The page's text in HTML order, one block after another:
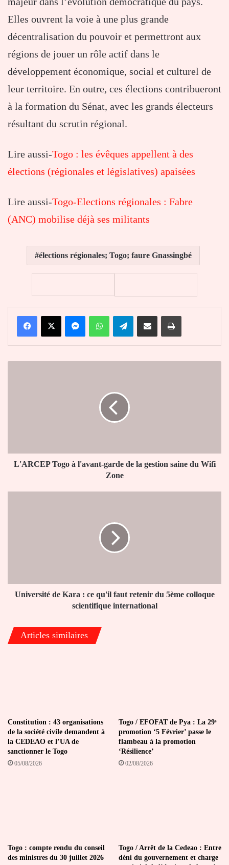
Elles ouvrent la voie à une plus grande
décentralisation du pouvoir et permettront aux
régions de jouer un rôle actif dans le
développement économique, social et culturel de
leur territoire. En outre, ces élections contribueront
à la formation du Sénat, avec les grands électeurs
résultant du scrutin régional.
Lire aussi-Togo : les évêques appellent à des
élections (régionales et législatives) apaisées
Lire aussi-Togo-Elections régionales : Fabre
(ANC) mobilise déjà ses militants
élections régionales; Togo; faure Gnassingbé
FacebookX MessengerWhatsAppTelegramPartager par email Imprimer
saine
duL'ARCEP Togo à l'avant-garde de la gestion saine du Wifi
Zone
du
5ème colloque
Université de Kara : ce qu'il faut retenir du 5ème colloque
scientifique international
Articles similaires
Constitution : 43 organisations
de la société civile demandent à
la CEDEAO et l’UA de
sanctionner le Togo
05/08/2026
Togo / EFOFAT de Pya : La 29ᵉ
promotion ‘5 Février’ passe le
flambeau à la promotion
‘Résilience’
02/08/2026
Togo : compte rendu du conseil
des ministres du 30 juillet 2026
Togo / Arrêt de la Cedeao : Entre
déni du gouvernement et charge